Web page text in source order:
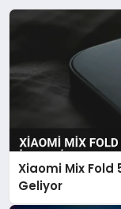
Xiaomi Mix Fold
Geliyor